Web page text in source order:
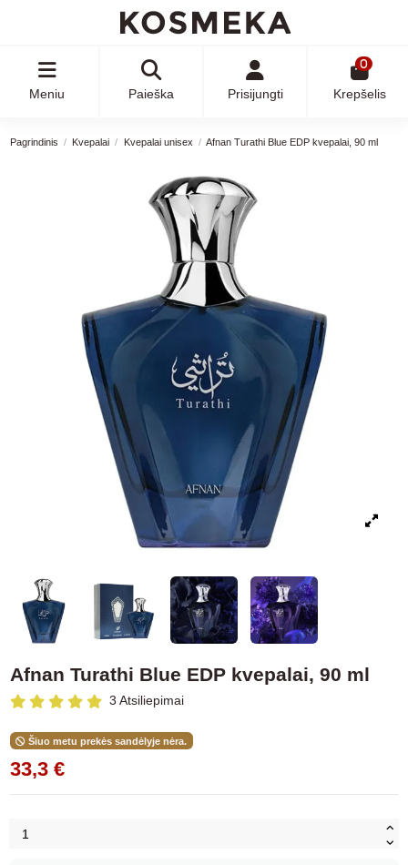
Meniu Paieška Prisijungti
0
Krepšelis
Pagrindinis Kvepalai Kvepalai unisex Afnan Turathi Blue EDP kvepalai, 90 ml
Afnan Turathi Blue EDP kvepalai, 90 ml
3 Atsiliepimai
Šiuo metu prekės sandėlyje nėra.
33,3 €